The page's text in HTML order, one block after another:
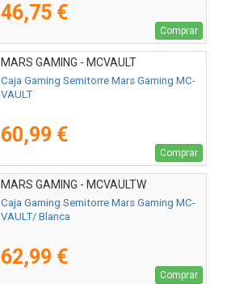
46,75 €
Comprar
MARS GAMING - MCVAULT
Caja Gaming Semitorre Mars Gaming MC-
VAULT
60,99 €
Comprar
MARS GAMING - MCVAULTW
Caja Gaming Semitorre Mars Gaming MC-
VAULT/ Blanca
62,99 €
Comprar